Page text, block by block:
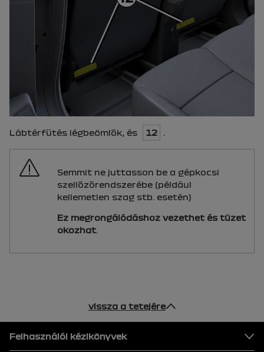
Lábtérfűtés légbeömlők, és 12 .
Semmit ne juttasson be a gépkocsi
szellőzőrendszerébe (például
kellemetlen szag stb. esetén)
Ez megrongálódáshoz vezethet és tüzet
okozhat.
vissza a tetejére
Lábléc
Felhasználói kézikönyvek